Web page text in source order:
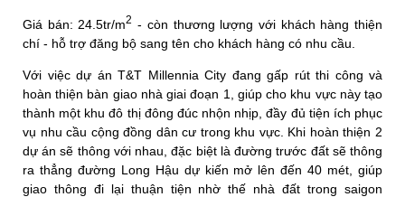
Giá bán: 24.5tr/m2 - còn thương lượng với khách hàng thiện
chí - hỗ trợ đăng bộ sang tên cho khách hàng có nhu cầu.
Với việc dự án T&T Millennia City đang gấp rút thi công và
hoàn thiện bàn giao nhà giai đoạn 1, giúp cho khu vực này tạo
thành một khu đô thị đông đúc nhộn nhịp, đầy đủ tiện ích phục
vụ nhu cầu cộng đồng dân cư trong khu vực. Khi hoàn thiện 2
dự án sẽ thông với nhau, đặc biệt là đường trước đất sẽ thông
ra thẳng đường Long Hậu dự kiến mở lên đến 40 mét, giúp
giao thông đi lại thuận tiện nhờ thế nhà đất trong saigon